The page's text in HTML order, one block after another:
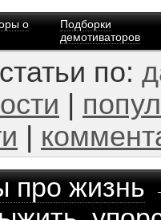
о
Подборки
демотиваторов
по:
про жизнь